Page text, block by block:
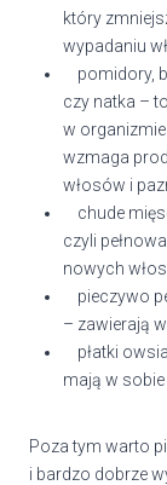
który
wypadaniu
pomidory,
czy natka –
w organizmie
wzmaga
włosów i
chude
czyli
nowych
pieczywo
– zawierają
płatki
mają w
Poza tym warto
i bardzo dobrze